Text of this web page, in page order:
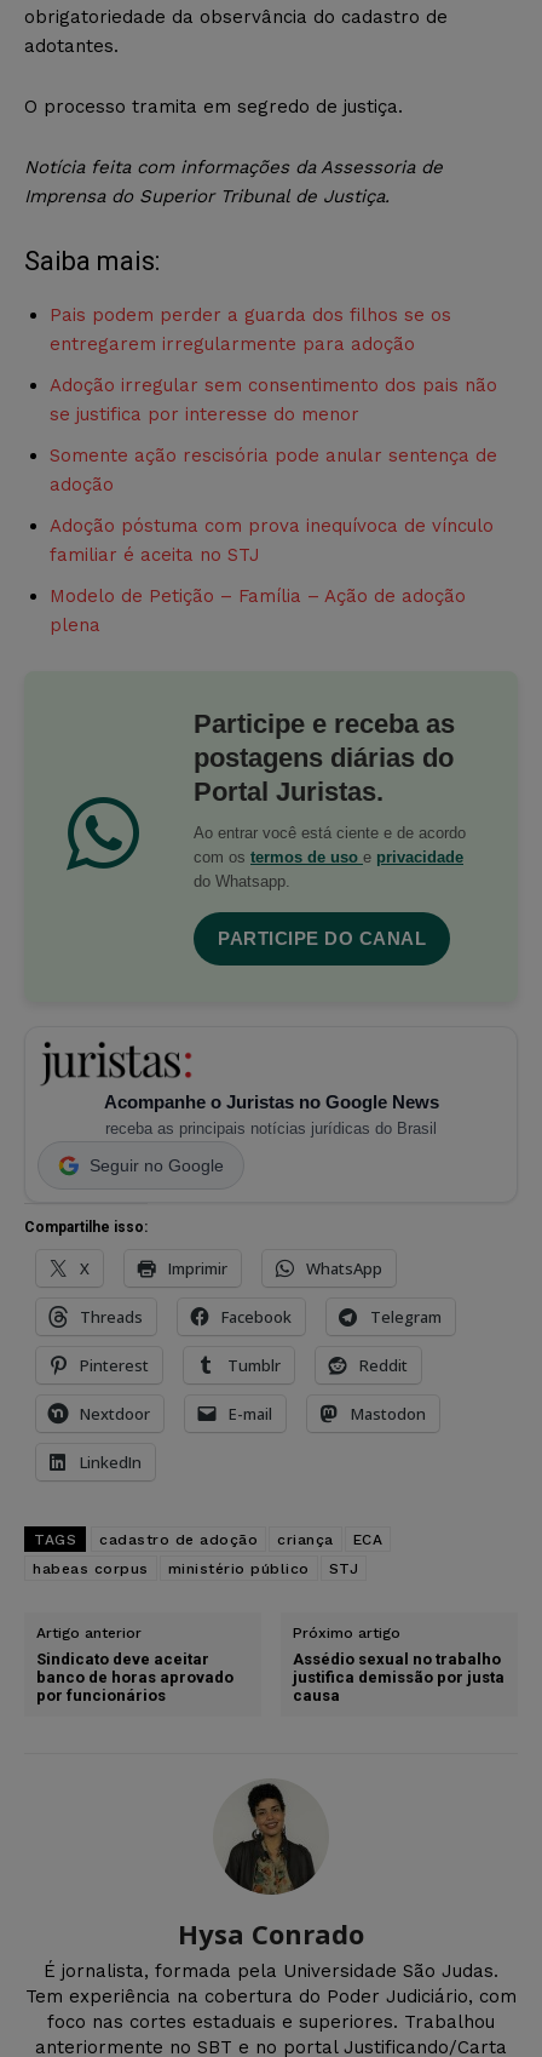
obrigatoriedade da observância do cadastro de
adotantes.
O processo tramita em segredo de justiça.
Notícia feita com informações da Assessoria de
Imprensa do Superior Tribunal de Justiça.
Saiba mais:
Pais podem perder a guarda dos filhos se os
entregarem irregularmente para adoção
Adoção irregular sem consentimento dos pais não
se justifica por interesse do menor
Somente ação rescisória pode anular sentença de
adoção
Adoção póstuma com prova inequívoca de vínculo
familiar é aceita no STJ
Modelo de Petição – Família – Ação de adoção
plena
Participe e receba as
postagens diárias do
Portal Juristas.
Ao entrar você está ciente e de acordo
com os termos de uso e privacidade
do Whatsapp.
PARTICIPE DO CANAL
Acompanhe o Juristas no Google News
receba as principais notícias jurídicas do Brasil
Seguir no Google
Compartilhe isso:
X Imprimir WhatsApp
Threads Facebook Telegram
Pinterest Tumblr Reddit
Nextdoor E-mail Mastodon
LinkedIn
TAGS cadastro de adoção criança
ECA
habeas corpus
ministério público STJ
Artigo anterior
Sindicato deve aceitar
banco de horas aprovado
por funcionários
Próximo artigo
Assédio sexual no trabalho
justifica demissão por justa
causa
Hysa Conrado
É jornalista, formada pela Universidade São Judas.
Tem experiência na cobertura do Poder Judiciário, com
foco nas cortes estaduais e superiores. Trabalhou
anteriormente no SBT e no portal Justificando/Carta